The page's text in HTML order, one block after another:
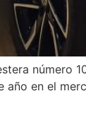
número
en el